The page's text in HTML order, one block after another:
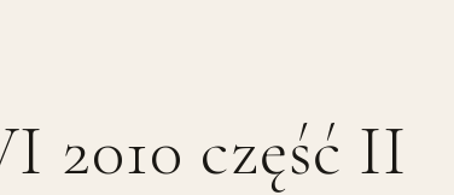
2010 część II